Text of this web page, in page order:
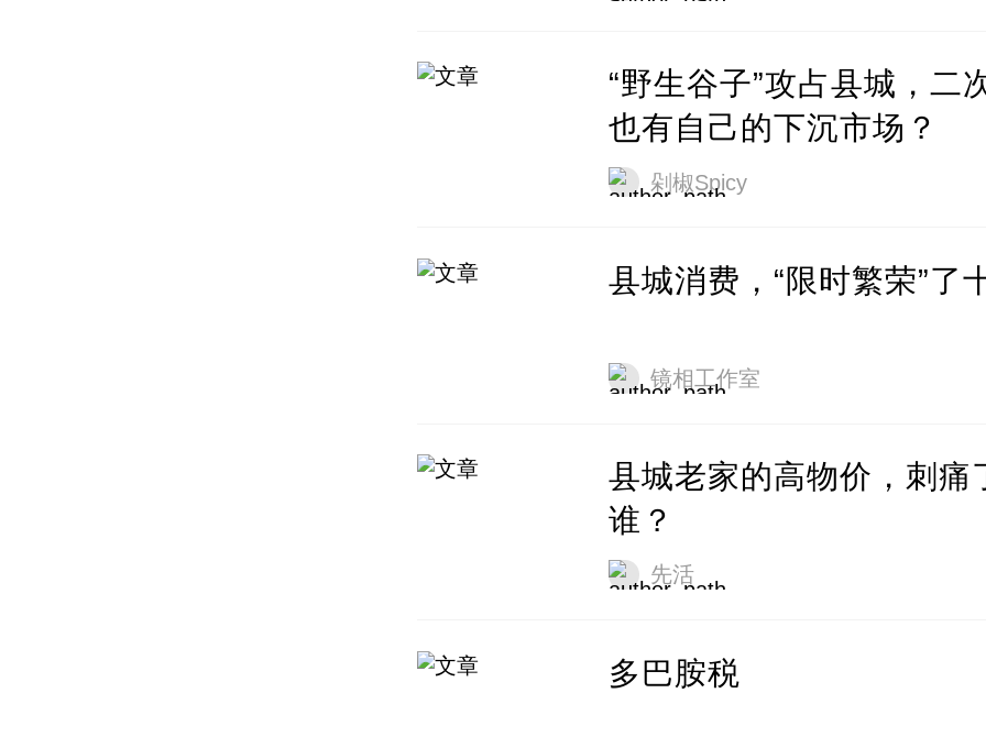
“野生谷子”攻占县城，二
也有自己的下沉市场？
剁椒Spicy
县城消费，“限时繁荣”了
镜相工作室
县城老家的高物价，刺痛
谁？
先活
多巴胺税